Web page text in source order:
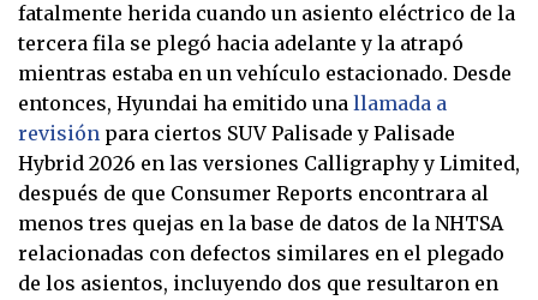
fatalmente herida cuando un asiento eléctrico de la
tercera fila se plegó hacia adelante y la atrapó
mientras estaba en un vehículo estacionado. Desde
entonces, Hyundai ha emitido una llamada a
revisión para ciertos SUV Palisade y Palisade
Hybrid 2026 en las versiones Calligraphy y Limited,
después de que Consumer Reports encontrara al
menos tres quejas en la base de datos de la NHTSA
relacionadas con defectos similares en el plegado
de los asientos, incluyendo dos que resultaron en